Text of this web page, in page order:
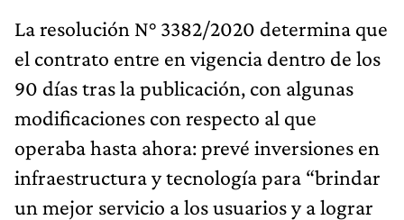
La resolución N° 3382/2020 determina que
el contrato entre en vigencia dentro de los
90 días tras la publicación, con algunas
modificaciones con respecto al que
operaba hasta ahora: prevé inversiones en
infraestructura y tecnología para “brindar
un mejor servicio a los usuarios y a lograr